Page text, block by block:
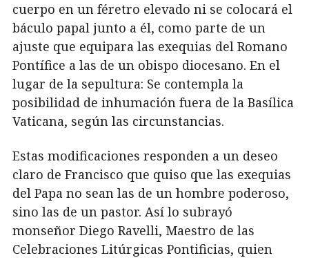
cuerpo en un féretro elevado ni se colocará el
báculo papal junto a él, como parte de un
ajuste que equipara las exequias del Romano
Pontífice a las de un obispo diocesano. En el
lugar de la sepultura: Se contempla la
posibilidad de inhumación fuera de la Basílica
Vaticana, según las circunstancias.
Estas modificaciones responden a un deseo
claro de Francisco que quiso que las exequias
del Papa no sean las de un hombre poderoso,
sino las de un pastor. Así lo subrayó
monseñor Diego Ravelli, Maestro de las
Celebraciones Litúrgicas Pontificias, quien